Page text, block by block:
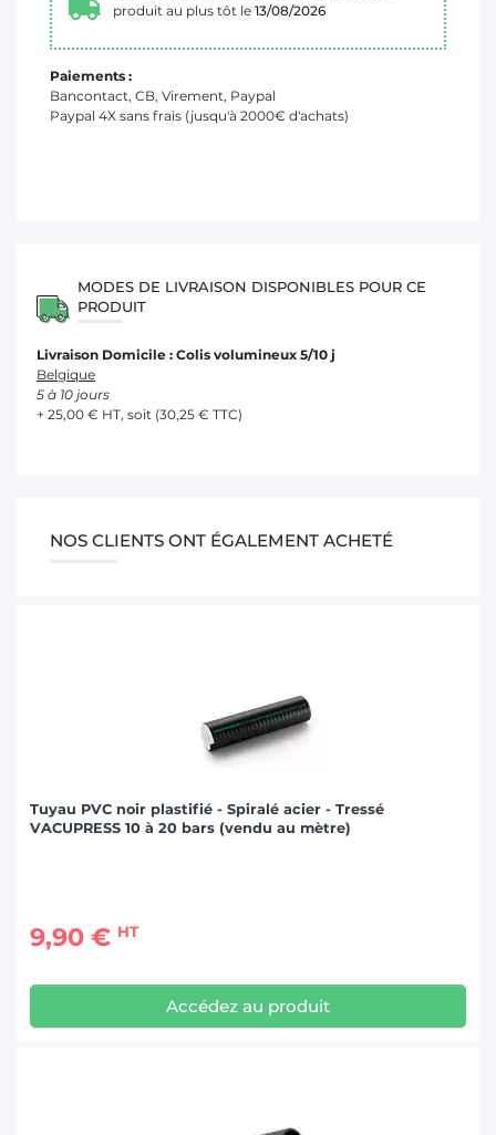
produit au plus tôt le 13/08/2026
Paiements :
Bancontact, CB, Virement, Paypal
Paypal 4X sans frais (jusqu'à 2000€ d'achats)
MODES DE LIVRAISON DISPONIBLES POUR CE
PRODUIT
Livraison Domicile : Colis volumineux 5/10 j
Belgique
5 à 10 jours
+ 25,00 € HT, soit (30,25 € TTC)
NOS CLIENTS ONT ÉGALEMENT ACHETÉ
Tuyau PVC noir plastifié - Spiralé acier - Tressé
VACUPRESS 10 à 20 bars (vendu au mètre)
9,90 € HT
Accédez au produit